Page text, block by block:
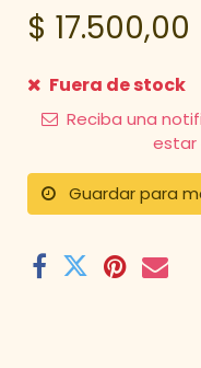
$ 17.500,00
Fuera de stock
Reciba una
estar
Guardar para